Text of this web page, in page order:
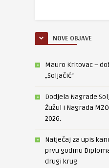
NOVE OBJAVE
Mauro Kritovac –
„Soljačić“
Dodjela Nagrade
Žužul i Nagrada
2026.
Natječaj za upis
prvu godinu
drugi krug